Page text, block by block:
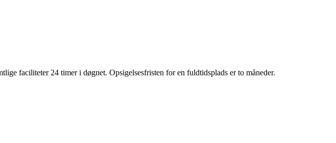
faciliteter 24 timer i døgnet. Opsigelsesfristen for en fuldtidsplads er to måneder.